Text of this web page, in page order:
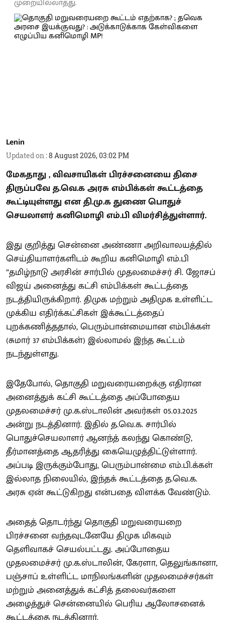
Lenin
Updated on :8 August 2026, 03:02 PM
மேகதாது , விவசாயிகள் பிரச்சனையை திசை
திருப்பவே த.வெ.க அரசு எம்பிக்கள் கூட்டத்தை
கூட்டியுள்ளது என தி.மு.க துணை பொதுச்
செயலாளர் கனிமொழி எம்.பி விமர்சித்துள்ளார்.
இது குறித்து சென்னை அண்ணா அறிவாலயத்தில்
செய்தியாளர்களிடம் கூறிய கனிமொழி எம்.பி
”தமிழ்நாடு அரசின் சார்பில் முதலமைச்சர் சி. ஜோசப்
விஜய் அனைத்து கட்சி எம்பிக்கள் கூட்டத்தை
நடத்தியிருக்கிறார். திமுக மற்றும் அதிமுக உள்ளிட்ட
முக்கிய எதிர்க்கட்சிகள் இக்கூட்டத்தைப்
புறக்கணித்ததால், பெரும்பான்மையான எம்பிக்கள்
(சுமார் 37 எம்பிக்கள்) இல்லாமல் இந்த கூட்டம்
நடந்துள்ளது.
இதேபோல், தொகுதி மறுவரையறைக்கு எதிரான
அனைத்துக் கட்சி கூட்டத்தை அப்போதைய
முதலமைச்சர் மு.க.ஸ்டாலின் அவர்கள் 05.03.2025
அன்று நடத்தினார். இதில் த.வெ.க. சார்பில்
பொதுச்செயலாளர் ஆனந்த் கலந்து கொண்டு,
தீர்மானத்தை ஆதரித்து கையெழுத்திட்டுள்ளார்.
அப்படி இருக்கும்போது, பெரும்பான்மை எம்.பி.க்கள்
இல்லாத நிலையில், இந்தக் கூட்டத்தை த.வெ.க.
அரசு ஏன் கூட்டுகிறது என்பதை விளக்க வேண்டும்.
அதைத் தொடர்ந்து தொகுதி மறுவரையறை
பிரச்சனை வந்தவுடனேயே திமுக மிகவும்
தெளிவாகச் செயல்பட்டது. அப்போதைய
முதலமைச்சர் மு.க.ஸ்டாலின், கேரளா, தெலுங்கானா,
பஞ்சாப் உள்ளிட்ட மாநிலங்களின் முதலமைச்சர்கள்
மற்றும் அனைத்துக் கட்சித் தலைவர்களை
அழைத்துச் சென்னையில் பெரிய ஆலோசனைக்